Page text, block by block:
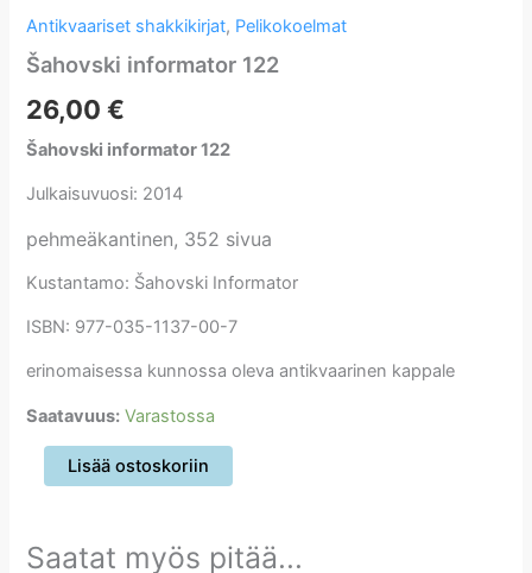
Antikvaariset shakkikirjat, Pelikokoelmat
Šahovski informator 122
26,00€
Šahovski informator 122
Julkaisuvuosi: 2014
pehmeäkantinen, 352 sivua
Kustantamo: Šahovski Informator
ISBN: 977-035-1137-00-7
erinomaisessa kunnossa oleva antikvaarinen kappale
Saatavuus: Varastossa
Šahovski
informator
Lisää ostoskoriin
Saatat myös pitää...